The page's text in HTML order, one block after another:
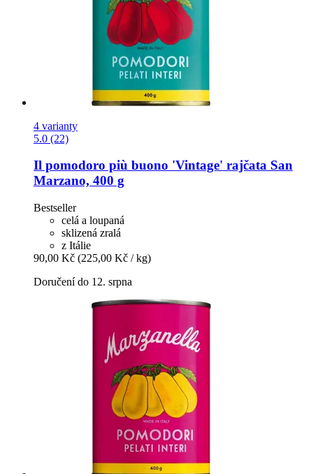
4 varianty
5.0 (22)
Il pomodoro più buono 'Vintage' rajčata San
Marzano, 400 g
Bestseller
celá a loupaná
sklizená zralá
z Itálie
90,00 Kč (225,00 Kč / kg)
Doručení do 12. srpna